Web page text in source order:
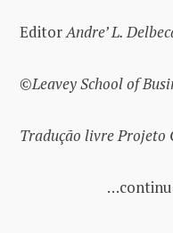
EditorAndre’ L.
©Leavey School of
Tradução livre Projeto